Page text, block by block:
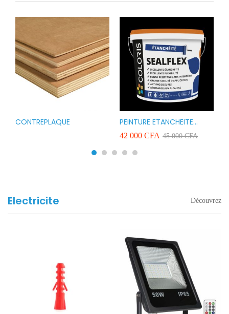
CONTREPLAQUE
PEINTURE ETANCHEITE
COLORIS SEAFLEX 20KG
COULEUR ROUGE BLANC
VERT ET GRIS
42 000 CFA 45 000CFA
Electricite Découvrez